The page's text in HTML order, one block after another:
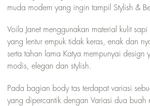
muda modern yang ingin tampil Stylish &
Voila Janet menggunakan material kulit
yang lentur empuk tidak keras, enak dan
serta tahan lama Katya mempunyai design
modis, elegan dan stylish.
Pada bagian body tas terdapat variasi
yang dipercantik dengan Variasi dua buah